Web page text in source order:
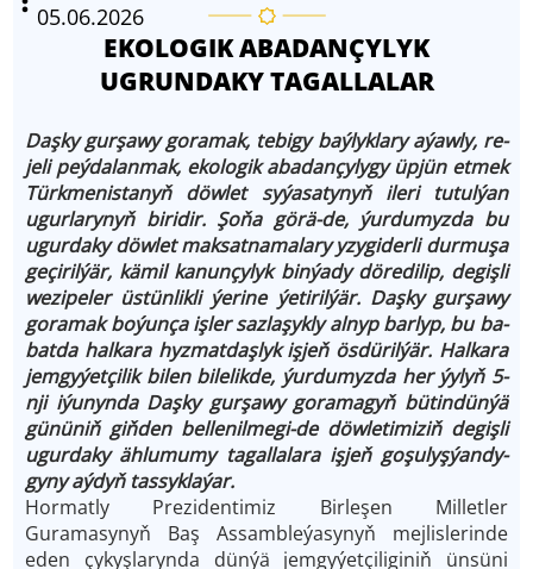
05.06.2026
EKOLOGIK ABADANÇYLYK
UGRUNDAKY TAGALLALAR
Daş­ky gur­şa­wy go­ra­mak, te­bi­gy baý­lyk­la­ry aýaw­ly, re­
je­li peýda­lan­mak, eko­lo­gik aba­dan­çy­ly­gy üp­jün et­mek
Türk­me­nis­tanyň döw­let sy­ýa­sa­ty­nyň ile­ri tu­tul­ýan
ugur­la­ry­nyň bi­ri­dir. Şo­ňa gö­rä-de, ýur­du­myz­da bu
ugur­da­ky döw­let maksatnamalary yzygi­der­li dur­mu­şa
ge­çi­ril­ýär, kä­mil ka­nun­çy­lyk bin­ýa­dy dö­re­di­lip, de­giş­li
we­zi­pe­ler üs­tün­lik­li ýe­ri­ne ýe­ti­ril­ýär. Daş­ky gur­şa­wy
gora­mak bo­ýun­ça iş­ler saz­la­şyk­ly al­nyp bar­lyp, bu ba­
bat­da halka­ra hyz­mat­daş­lyk iş­jeň ös­dü­ril­ýär. Hal­ka­ra
jem­gy­ýet­çi­lik bi­len bi­le­lik­de, ýur­du­myz­da her ýy­lyň 5-
nji iýu­nyn­da Daş­ky gur­şa­wy go­ra­ma­gyň bü­tin­dün­ýä
gü­nü­niň giň­den bel­le­nil­me­gi-de döw­leti­mi­ziň de­giş­li
ugur­da­ky äh­lu­mu­my ta­gal­la­la­ra iş­jeň go­şu­lyşýan­dy­
gy­ny aý­dyň tas­syk­la­ýar.
Hor­mat­ly Prezidentimiz Birleşen Milletler
Guramasynyň Baş Assambleýasynyň mejlislerinde
eden çykyşlarynda dünýä jemgyýetçiliginiň ünsüni